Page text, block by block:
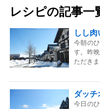
レシピの記事一
しし肉
今朝の
す。昨
ただき
ダッチ
今日の